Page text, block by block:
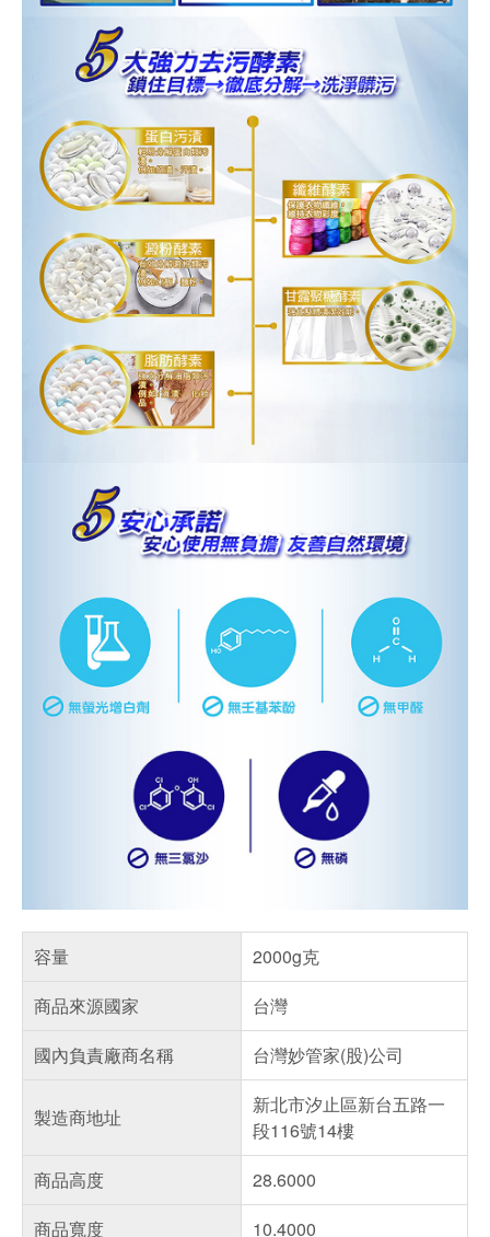
容量
2000g克
商品來源國家
台灣
國內負責廠商名稱
台灣妙管家(股)公司
製造商地址
新北市汐止區新台五路一
段116號14樓
商品高度
28.6000
商品寬度
10.4000